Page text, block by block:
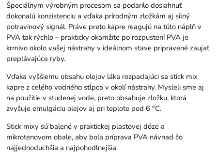
Špeciálnym výrobným procesom sa podarilo dosiahnuť
dokonalú konzistenciu a vďaka prírodným zložkám aj silný
potravinový signál. Práve preto kapre reagujú na túto náplň v
PVA tak rýchlo – prakticky okamžite po rozpustení PVA je
krmivo okolo vašej nástrahy v ideálnom stave pripravené zaujať
preplávajúce ryby.
Vďaka vyššiemu obsahu olejov láka rozpadajúci sa stick mix
kapre z celého vodného stĺpca v okolí nástrahy. Mysleli sme aj
na použitie v studenej vode, preto obsahuje zložku, ktorá
zvyšuje emulgáciu olejov aj pri teplote pod 6 °C.
Stick mixy sú balené v praktickej plastovej dóze a
mikrotenovom obale, aby bola príprava PVA návnad čo
najjednoduchšia a najpohodlnejšia.